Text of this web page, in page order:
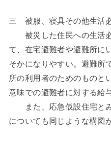
三 被服、寝具その他生活
被災した住民への生活必
て、在宅避難者や避難所に
そかになりやすい。避難所
所の利用者のためのものと
意味での避難者に対する給
また、応急仮設住宅と
についても同じような構図